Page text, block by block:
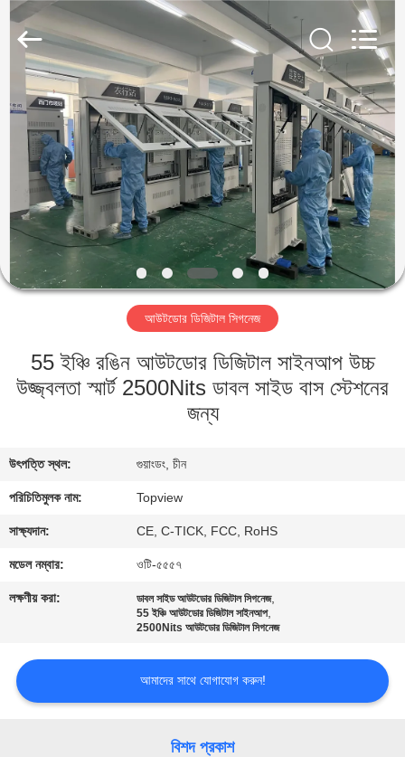
বাড়ি
পণ্য
আমাদের
সম্পর্কে
কারখানা
মান
যোগাযোগ
করুন
খবর
জন্য
আবেদন
2026
Shenzhen
Topview
Display
Technology
Co.,Ltd.
Reserved.
আউটডোর ডিজিটাল সিগনেজ
55 ইঞ্চি রঙিন আউটডোর ডিজিটাল সাইনআপ উচ্চ
উজ্জ্বলতা স্মার্ট 2500Nits ডাবল সাইড বাস স্টেশনের
জন্য
উৎপত্তি স্থল: গুয়াংডং, চীন
পরিচিতিমুলক নাম: Topview
সাক্ষ্যদান: CE, C-TICK, FCC, RoHS
মডেল নম্বার: ওটি-৫৫৫৭
লক্ষণীয় করা: ডাবল সাইড আউটডোর ডিজিটাল সিগনেজ,
55 ইঞ্চি আউটডোর ডিজিটাল সাইনআপ,
2500Nits আউটডোর ডিজিটাল সিগনেজ
আমাদের সাথে যোগাযোগ করুন!
বিশদ প্রকাশ